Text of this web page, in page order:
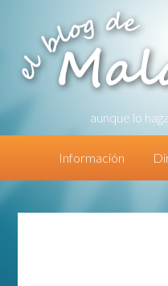
aunque lo
Información